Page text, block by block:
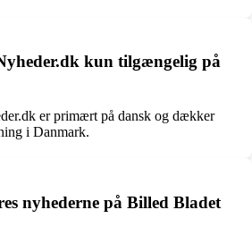
kun tilgængelig på
er primært på dansk og dækker
i Danmark.
nyhederne på Billed Bladet